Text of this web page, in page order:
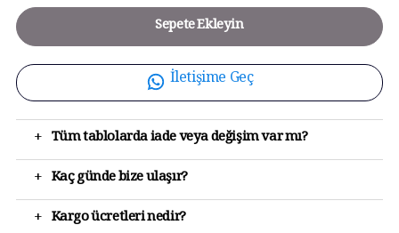
Sepete Ekleyin
İletişime Geç
+ Tüm tablolarda iade veya değişim var mı?
+ Kaç günde bize ulaşır?
+ Kargo ücretleri nedir?